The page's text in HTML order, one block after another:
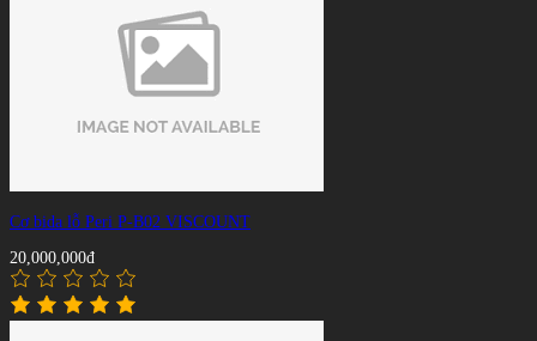
Cơ bida lỗ Peri P-B02 VISCOUNT
20,000,000đ